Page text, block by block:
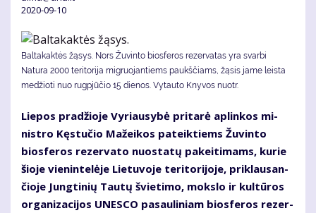
2020-09-10
Baltakaktės žąsys. Nors Žuvinto biosferos rezervatas yra svarbi
Natura 2000 teritorija migruojantiems paukščiams, žąsis jame leista
medžioti nuo rugpjūčio 15 dienos. Vytauto Knyvos nuotr.
Lie­pos pra­džio­je Vy­riau­sy­bė pri­ta­rė ap­lin­kos mi­
nist­ro Kęs­tu­čio Ma­žei­kos pa­teik­tiems Žu­vin­to
bios­fe­ros re­zer­va­to nuo­sta­tų pa­kei­ti­mams, ku­rie
šio­je vie­nin­te­lė­je Lie­tu­vo­je te­ri­to­ri­jo­je, pri­klau­san­
čio­je Jung­ti­nių Tau­tų švie­ti­mo, moks­lo ir kul­tū­ros
or­ga­ni­za­ci­jos UNES­CO pa­sau­li­niam bios­fe­ros re­zer­